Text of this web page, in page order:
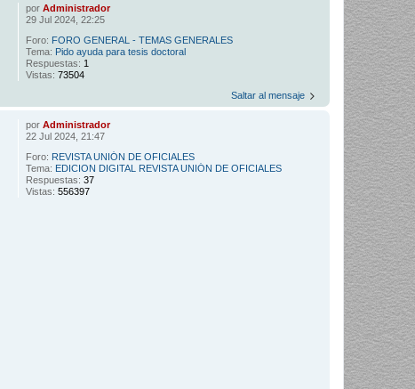
porAdministrador
29 Jul 2024, 22:25
Foro: FORO GENERAL - TEMAS GENERALES
Tema: Pido ayuda para tesis doctoral
Respuestas: 1
Vistas:73504
Saltar al mensaje
porAdministrador
22 Jul 2024, 21:47
Foro: REVISTA UNIÓN DE OFICIALES
Tema: EDICION DIGITAL REVISTA UNIÓN DE OFICIALES
Respuestas:37
Vistas:556397